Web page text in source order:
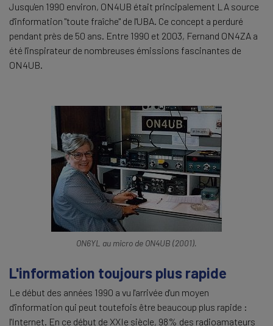
Jusqu'en 1990 environ, ON4UB était principalement LA source
d'information "toute fraîche" de l'UBA. Ce concept a perduré
pendant près de 50 ans. Entre 1990 et 2003, Fernand ON4ZA a
été l'inspirateur de nombreuses émissions fascinantes de
ON4UB.
ON6YL au micro de ON4UB (2001).
L'information toujours plus rapide
Le début des années 1990 a vu l'arrivée d'un moyen
d'information qui peut toutefois être beaucoup plus rapide :
l'Internet. En ce début de XXIe siècle, 98% des radioamateurs